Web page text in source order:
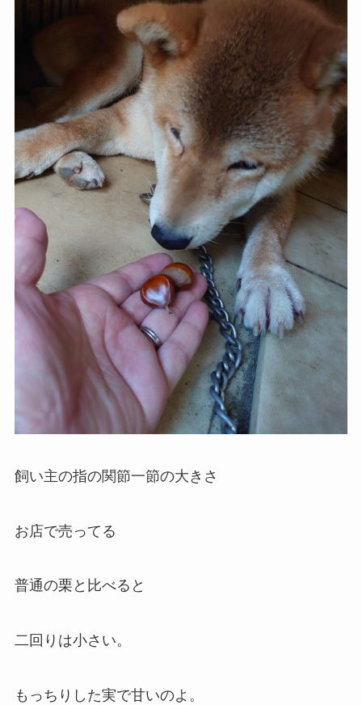
飼い主の指の関節一節の大きさ
お店で売ってる
普通の栗と比べると
二回りは小さい。
もっちりした実で甘いのよ。